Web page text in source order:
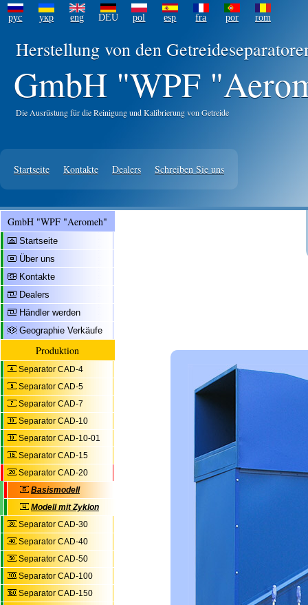
рус укр eng DEU pol esp fra por rom
Herstellung von den
GmbH "WPF
Die Ausrüstung für die Reinigung und Kalibrierung von Getreide
Startseite Kontakte Dealers Schreiben Sie uns
GmbH "WPF "Aeromeh"
Startseite
Über uns
Kontakte
Dealers
Händler werden
Geographie Verkäufe
Produktion
Separator CAD-4
Separator CAD-5
Separator CAD-7
Separator CAD-10
Separator CAD-10-01
Separator CAD-15
Separator CAD-20
Basismodell
Modell mit Zyklon
Separator CAD-30
Separator CAD-40
Separator CAD-50
Separator CAD-100
Separator CAD-150